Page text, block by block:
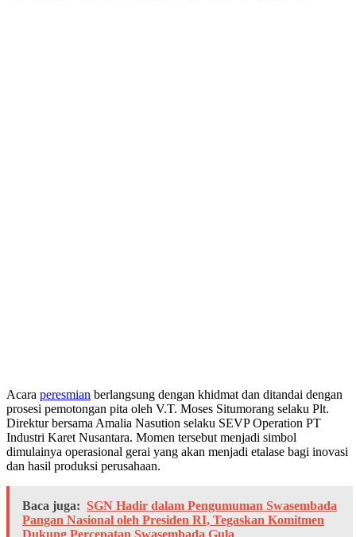
Acara peresmian berlangsung dengan khidmat dan ditandai dengan
prosesi pemotongan pita oleh V.T. Moses Situmorang selaku Plt.
Direktur bersama Amalia Nasution selaku SEVP Operation PT
Industri Karet Nusantara. Momen tersebut menjadi simbol
dimulainya operasional gerai yang akan menjadi etalase bagi inovasi
dan hasil produksi perusahaan.
Baca juga: SGN Hadir dalam Pengumuman Swasembada
Pangan Nasional oleh Presiden RI, Tegaskan Komitmen
Dukung Percepatan Swasembada Gula